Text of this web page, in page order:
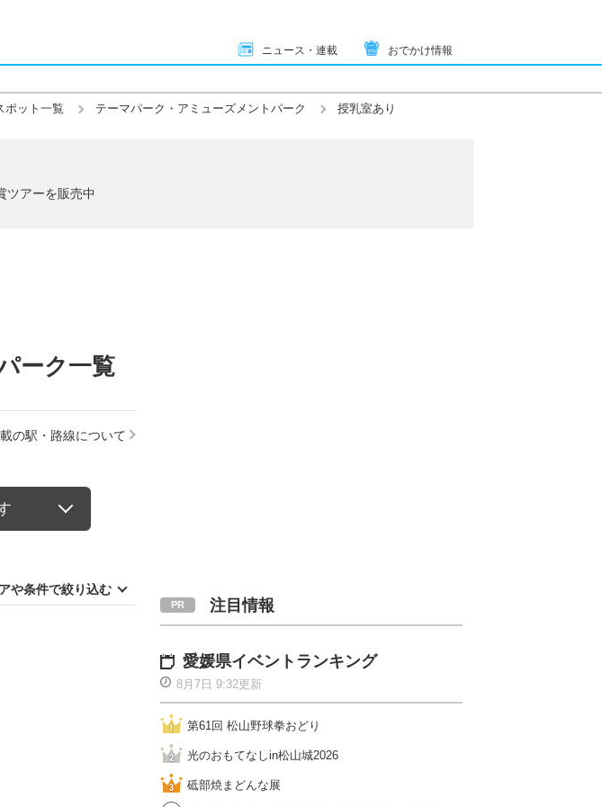
ニュース・連載 おでかけ情報
ポット一覧 テーマパーク・アミューズメントパーク 授乳室あり
ツアーを販売中
ーク一覧
の駅・路線について
や条件で絞り込む
注目情報
愛媛県イベントランキング
8月7日 9:32更新
第61回 松山野球拳おどり
光のおもてなしin松山城2026
砥部焼まどんな展